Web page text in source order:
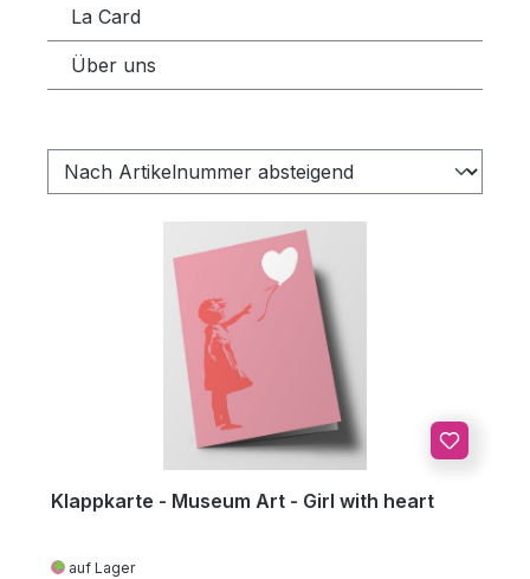
La Card
Über uns
Klappkarte - Museum Art - Girl with heart
auf Lager